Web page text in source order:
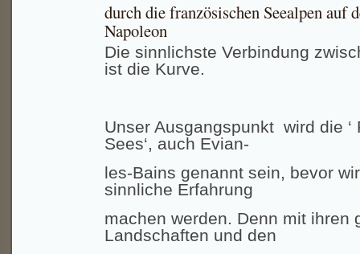
durch die französischen Seealpen auf
Napoleon
Die sinnlichste Verbindung
ist die Kurve.
Unser Ausgangspunkt wird die
Sees‘, auch Evian-
les-Bains genannt sein, bevor
sinnliche Erfahrung
machen werden. Denn mit ihren
Landschaften und den